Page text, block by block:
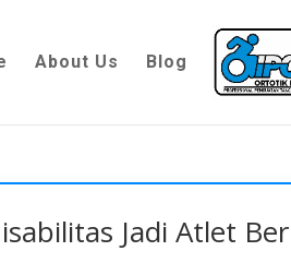
About Us Blog
Jadi Atlet